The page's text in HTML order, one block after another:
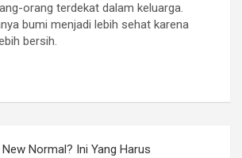
orang terdekat dalam keluarga.
bumi menjadi lebih sehat karena
bersih.
Normal? Ini Yang Harus